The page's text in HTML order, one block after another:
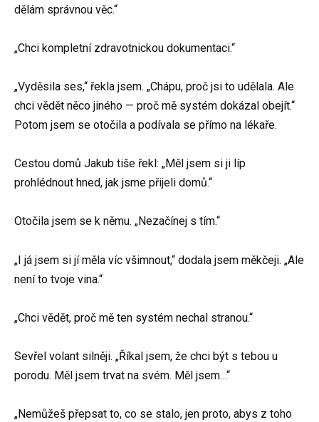
dělám správnou věc.“
„Chci kompletní zdravotnickou dokumentaci.“
„Vyděsila ses,“ řekla jsem. „Chápu, proč jsi to udělala. Ale
chci vědět něco jiného — proč mě systém dokázal obejít.“
Potom jsem se otočila a podívala se přímo na lékaře.
Cestou domů Jakub tiše řekl: „Měl jsem si ji líp
prohlédnout hned, jak jsme přijeli domů.“
Otočila jsem se k němu. „Nezačínej s tím.“
„I já jsem si jí měla víc všimnout,“ dodala jsem měkčeji. „Ale
není to tvoje vina.“
„Chci vědět, proč mě ten systém nechal stranou.“
Sevřel volant silněji. „Říkal jsem, že chci být s tebou u
porodu. Měl jsem trvat na svém. Měl jsem…“
„Nemůžeš přepsat to, co se stalo, jen proto, abys z toho